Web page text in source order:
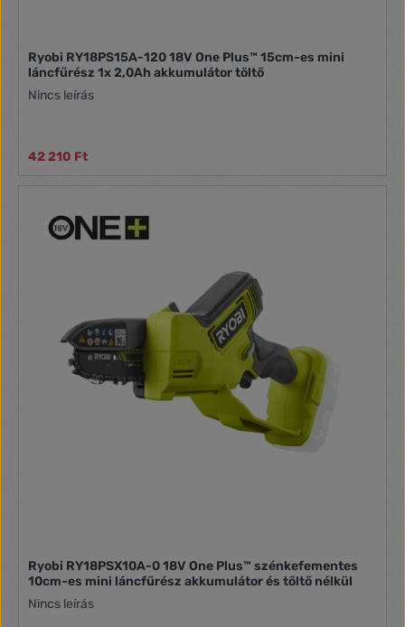
Ryobi RY18PS15A-120 18V One Plus™ 15cm-es mini
láncfűrész 1x 2,0Ah akkumulátor töltő
Nincs leírás
42 210 Ft
Ryobi RY18PSX10A-0 18V One Plus™ szénkefementes
10cm-es mini láncfűrész akkumulátor és töltő nélkül
Nincs leírás